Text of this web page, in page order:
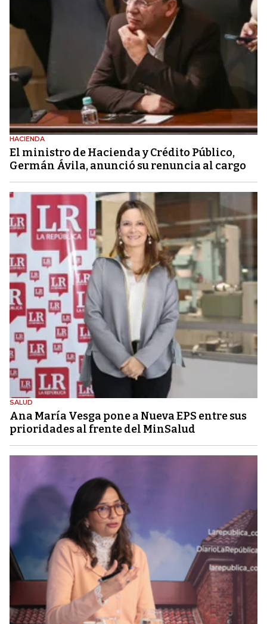
HACIENDA
El ministro de Hacienda y Crédito Público,
Germán Ávila, anunció su renuncia al cargo
SALUD
Ana María Vesga pone a Nueva EPS entre sus
prioridades al frente del MinSalud